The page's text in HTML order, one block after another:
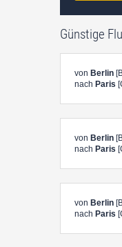
Günstige
von Berlin
nach Paris
von Berlin
nach Paris
von Berlin
nach Paris